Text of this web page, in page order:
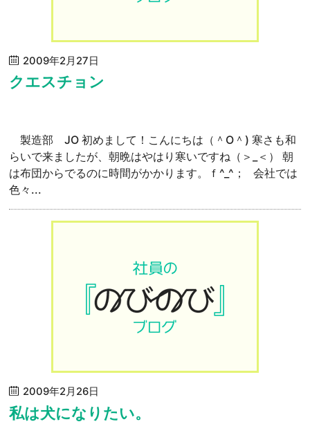
2009年2月27日
クエスチョン
製造部 JO 初めまして！こんにちは（＾O＾) 寒さも和
らいで来ましたが、朝晩はやはり寒いですね（＞_＜） 朝
は布団からでるのに時間がかかります。ｆ^_^； 会社では
色々...
2009年2月26日
私は犬になりたい。